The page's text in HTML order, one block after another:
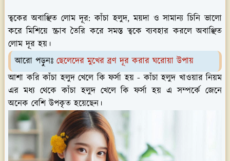
ত্বকের অবাঞ্ছিত লোম দূর: কাঁচা হলুদ, ময়দা ও সামান্য চিনি ভালো
করে মিশিয়ে স্ক্রাব তৈরি করে সমস্ত ত্বকে ব্যবহার করলে অবাঞ্ছিত
লোম দূর হয়।
আরো পড়ুনঃ ছেলেদের মুখের ব্রণ দূর করার ঘরোয়া উপায়
আশা করি কাঁচা হলুদ খেলে কি ফর্সা হয় - কাঁচা হলুদ খাওয়ার নিয়ম
এর মধ্য থেকে কাঁচা হলুদ খেলে কি ফর্সা হয় এ সম্পর্কে জেনে
অনেক বেশি উপকৃত হয়েছেন।